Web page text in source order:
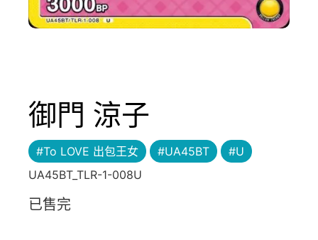
御門 涼子
#To LOVE 出包王女 #UA45BT
#U
UA45BT_TLR-1-008U
已售完